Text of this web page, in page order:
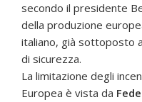
secondo il presidente
della produzione
italiano, già sottoposto
di sicurezza.
La limitazione degli
Europea è vista da